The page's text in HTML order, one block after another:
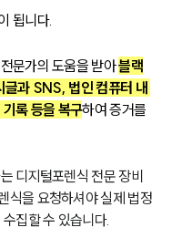
됩니다.
문가의 도움을 받아 블랙
글과 SNS, 법인 컴퓨터 내
록 등을 복구하여 증거를
디지털포렌식 전문 장비
식을 요청하셔야 실제 법정
집할 수 있습니다.